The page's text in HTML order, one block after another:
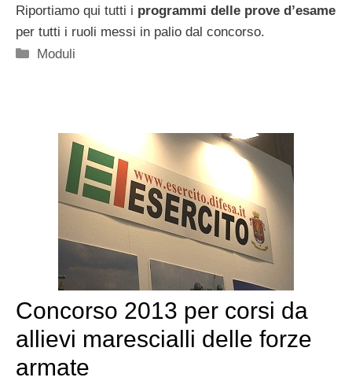
Riportiamo qui tutti i programmi delle prove d’esame
per tutti i ruoli messi in palio dal concorso.
Categorie
Moduli
Concorso 2013 per corsi da
allievi marescialli delle forze
armate